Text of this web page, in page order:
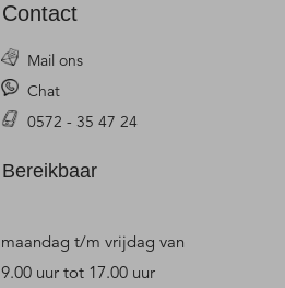
Contact
Mail ons
Chat
0572 - 35 47 24
Bereikbaar
maandag t/m vrijdag van
9.00 uur tot 17.00 uur